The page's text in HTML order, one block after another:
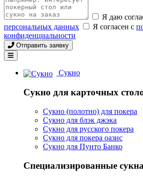
Я даю
персональных данных
Я согласен с
конфиденциальности
Отправить заявку
Сукно
Сукно для карточных
Сукно (полотно) для покера
Сукно для блэк джэка
Сукно для русского покера
Сукно для покера оазис
Сукно для Пунто Банко
Специализированные сукна